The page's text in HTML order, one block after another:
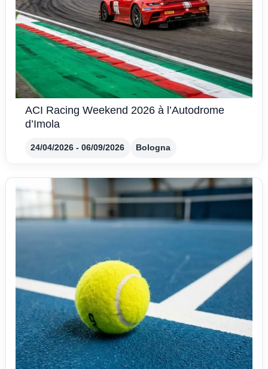
ACI Racing Weekend 2026 à l’Autodrome
d’Imola
24/04/2026 - 06/09/2026 Bologna